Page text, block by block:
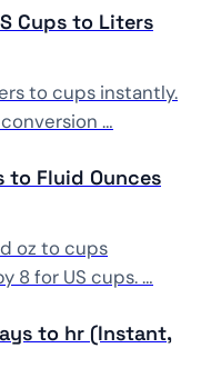
Cups to Liters
to cups instantly.
…
to Fluid Ounces
oz to cups
8 for US cups. …
to hr (Instant,